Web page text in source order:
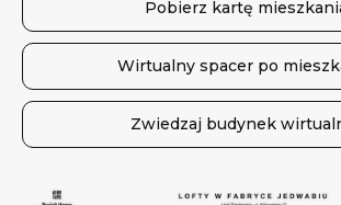
Pobierz kartę
Wirtualny spacer po
Zwiedzaj budynek